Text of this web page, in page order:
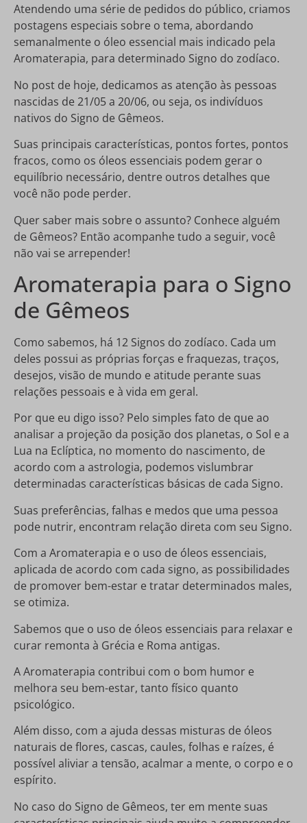
Atendendo uma série de pedidos do público, criamos
postagens especiais sobre o tema, abordando
semanalmente o óleo essencial mais indicado pela
Aromaterapia, para determinado Signo do zodíaco.
No post de hoje, dedicamos as atenção às pessoas
nascidas de 21/05 a 20/06, ou seja, os indivíduos
nativos do Signo de Gêmeos.
Suas principais características, pontos fortes, pontos
fracos, como os óleos essenciais podem gerar o
equilíbrio necessário, dentre outros detalhes que
você não pode perder.
Quer saber mais sobre o assunto? Conhece alguém
de Gêmeos? Então acompanhe tudo a seguir, você
não vai se arrepender!
Aromaterapia para o Signo
de Gêmeos
Como sabemos, há 12 Signos do zodíaco. Cada um
deles possui as próprias forças e fraquezas, traços,
desejos, visão de mundo e atitude perante suas
relações pessoais e à vida em geral.
Por que eu digo isso? Pelo simples fato de que ao
analisar a projeção da posição dos planetas, o Sol e a
Lua na Eclíptica, no momento do nascimento, de
acordo com a astrologia, podemos vislumbrar
determinadas características básicas de cada Signo.
Suas preferências, falhas e medos que uma pessoa
pode nutrir, encontram relação direta com seu Signo.
Com a Aromaterapia e o uso de óleos essenciais,
aplicada de acordo com cada signo, as possibilidades
de promover bem-estar e tratar determinados males,
se otimiza.
Sabemos que o uso de óleos essenciais para relaxar e
curar remonta à Grécia e Roma antigas.
A Aromaterapia contribui com o bom humor e
melhora seu bem-estar, tanto físico quanto
psicológico.
Além disso, com a ajuda dessas misturas de óleos
naturais de flores, cascas, caules, folhas e raízes, é
possível aliviar a tensão, acalmar a mente, o corpo e o
espírito.
No caso do Signo de Gêmeos, ter em mente suas